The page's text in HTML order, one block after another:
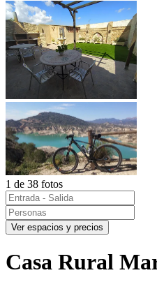
1 de 38 fotos
Ver espacios y precios
Casa Rural